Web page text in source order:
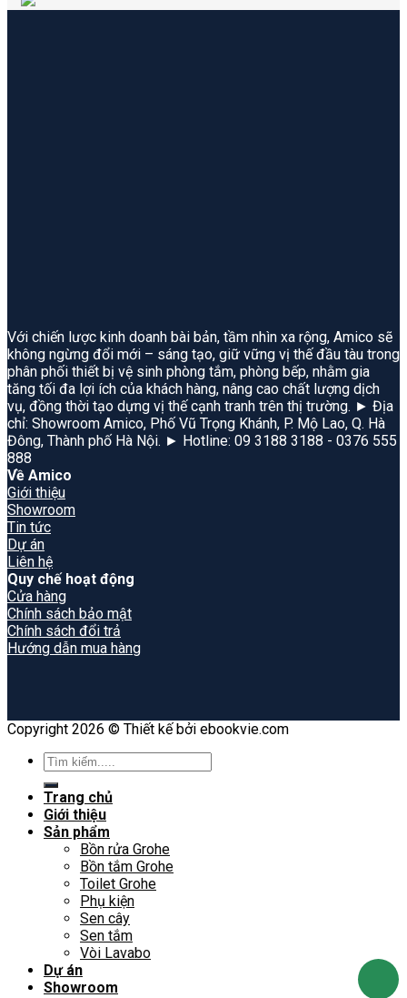
Với chiến lược kinh doanh bài bản, tầm nhìn xa rộng, Amico sẽ
không ngừng đổi mới – sáng tạo, giữ vững vị thế đầu tàu trong
phân phối thiết bị vệ sinh phòng tắm, phòng bếp, nhằm gia
tăng tối đa lợi ích của khách hàng, nâng cao chất lượng dịch
vụ, đồng thời tạo dựng vị thế cạnh tranh trên thị trường. ► Địa
chỉ: Showroom Amico, Phố Vũ Trọng Khánh, P. Mộ Lao, Q. Hà
Đông, Thành phố Hà Nội. ► Hotline: 09 3188 3188 - 0376 555
888
Về Amico
Giới thiệu
Showroom
Tin tức
Dự án
Liên hệ
Quy chế hoạt động
Cửa hàng
Chính sách bảo mật
Chính sách đổi trả
Hướng dẫn mua hàng
Copyright 2026 © Thiết kế bởi ebookvie.com
Search
for:
Trang chủ
Giới thiệu
Sản phẩm
Bồn rửa Grohe
Bồn tắm Grohe
Toilet Grohe
Phụ kiện
Sen cây
Sen tắm
Vòi Lavabo
Dự án
Showroom